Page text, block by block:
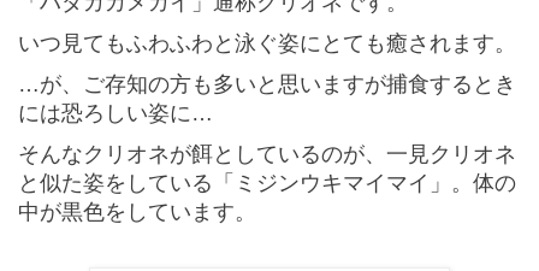
いつ見てもふわふわと泳ぐ姿にとても癒されます。
…が、ご存知の方も多いと思いますが捕食するとき
には恐ろしい姿に…
そんなクリオネが餌としているのが、一見クリオネ
と似た姿をしている「ミジンウキマイマイ」。体の
中が黒色をしています。